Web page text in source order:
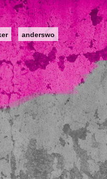
anderswo